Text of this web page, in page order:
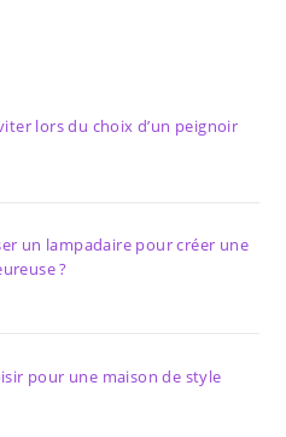
lors du choix d’un peignoir
un lampadaire pour créer une
?
pour une maison de style